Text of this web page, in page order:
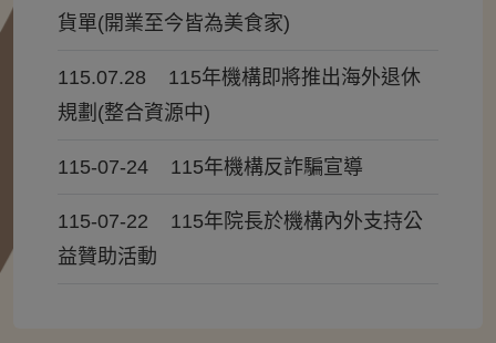
貨單(開業至今皆為美食家)
115.07.28
115年機構即將推出海外退休
規劃(整合資源中)
115-07-24 115年機構反詐騙宣導
115-07-22
115年院長於機構內外支持公
益贊助活動